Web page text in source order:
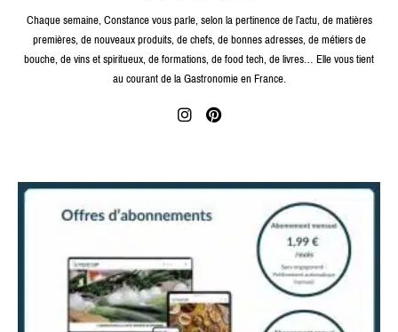
Chaque semaine, Constance vous parle, selon la pertinence de l’actu, de matières
premières, de nouveaux produits, de chefs, de bonnes adresses, de métiers de
bouche, de vins et spiritueux, de formations, de food tech, de livres… Elle vous tient
au courant de la Gastronomie en France.